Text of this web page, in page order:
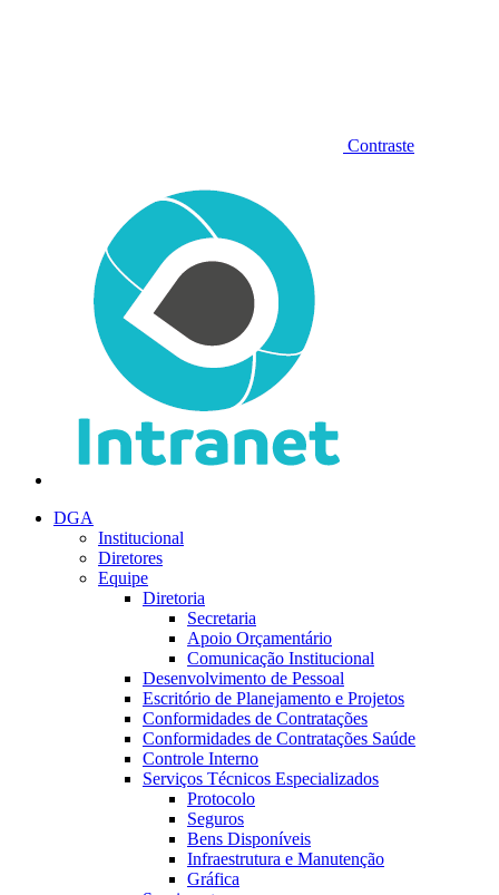
Contraste
DGA
Institucional
Diretores
Equipe
Diretoria
Secretaria
Apoio Orçamentário
Comunicação Institucional
Desenvolvimento de Pessoal
Escritório de Planejamento e Projetos
Conformidades de Contratações
Conformidades de Contratações Saúde
Controle Interno
Serviços Técnicos Especializados
Protocolo
Seguros
Bens Disponíveis
Infraestrutura e Manutenção
Gráfica